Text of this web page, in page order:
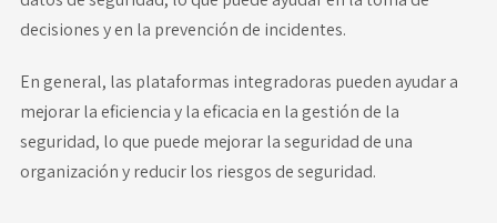
decisiones y en la prevención de incidentes.
En general, las plataformas integradoras pueden ayudar a
mejorar la eficiencia y la eficacia en la gestión de la
seguridad, lo que puede mejorar la seguridad de una
organización y reducir los riesgos de seguridad.